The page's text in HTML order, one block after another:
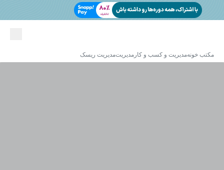
مکتب خونهمدیریت و کسب و کار مدیریتمدیریت ریسک